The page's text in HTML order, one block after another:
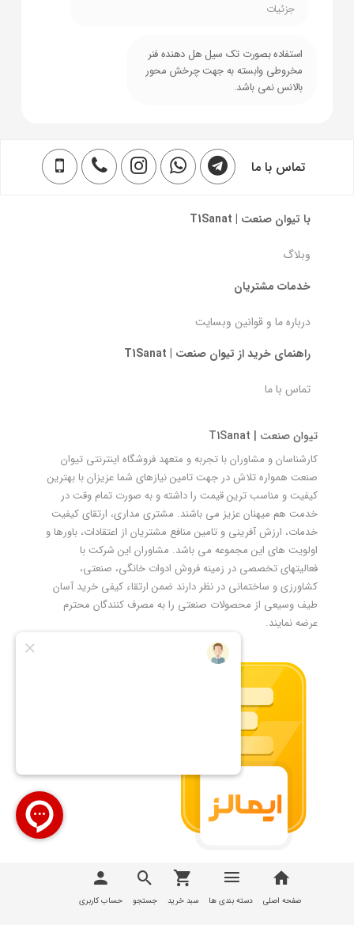
صفحه اصلی دسته بندی ها سبد خرید جستجو حساب کاربری
جزئیات
استفاده بصورت تک سیل هل دهنده فنر
مخروطی وابسته به جهت چرخش محور
بالانس نمی باشد.
تماس با ما
با تیوان صنعت | T1Sanat
وبلاگ
خدمات مشتریان
درباره ما و قوانین وبسایت
راهنمای خرید از تیوان صنعت | T1Sanat
تماس با ما
تیوان صنعت | T1Sanat
کارشناسان و مشاوران با تجربه و متعهد فروشگاه اینترنتی تیوان
صنعت همواره تلاش در جهت تامین نیازهای شما عزیزان با بهترین
کیفیت و مناسب ترین قیمت را داشته و به صورت تمام وقت در
خدمت هم میهنان عزیز می باشند. مشتری مداری، ارتقای کیفیت
خدمات، ارزش آفرینی و تامین منافع مشتریان از اعتقادات، باورها و
اولویت های این مجموعه می باشد. مشاوران این شرکت با
فعالیتهای تخصصی در زمینه فروش ادوات خانگی، صنعتی،
کشاورزی و ساختمانی در نظر دارند ضمن ارتقاء کیفی خرید آسان
طیف وسیعی از محصولات صنعتی را به مصرف کنندگان محترم
عرضه نمایند.
تمامی مطالب، عکس ها و... متعلق به سایت
تیوان صنعت |
T1Sanat